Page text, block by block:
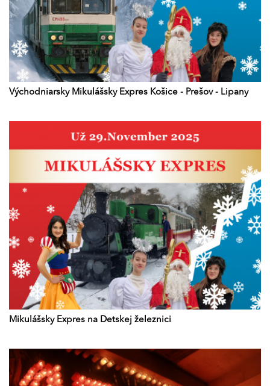
Východniarsky Mikulášsky Expres Košice - Prešov - Lipany
Mikulášsky Expres na Detskej železnici